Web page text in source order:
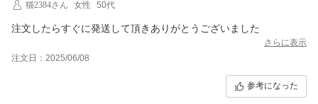
猫2384さん
女性 50代
注文したらすぐに発送して頂きありがとうございました
さらに表示
注文日：2025/06/08
参考になった